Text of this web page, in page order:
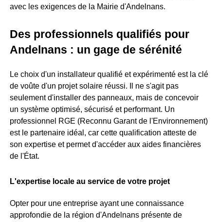
avec les exigences de la Mairie d'Andelnans.
Des professionnels qualifiés pour
Andelnans : un gage de sérénité
Le choix d'un installateur qualifié et expérimenté est la clé
de voûte d'un projet solaire réussi. Il ne s'agit pas
seulement d'installer des panneaux, mais de concevoir
un système optimisé, sécurisé et performant. Un
professionnel RGE (Reconnu Garant de l'Environnement)
est le partenaire idéal, car cette qualification atteste de
son expertise et permet d'accéder aux aides financières
de l'État.
L'expertise locale au service de votre projet
Opter pour une entreprise ayant une connaissance
approfondie de la région d'Andelnans présente de